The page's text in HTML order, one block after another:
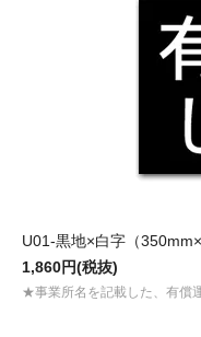
U01-黒地×白字（
1,860円(税抜)
★事業所名を記載した、有償